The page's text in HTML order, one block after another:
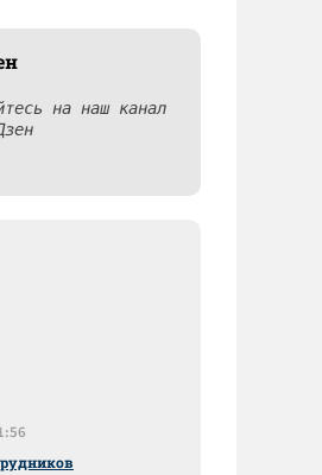
на наш канал